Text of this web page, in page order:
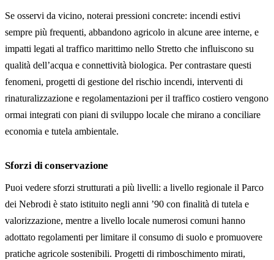
Se osservi da vicino, noterai pressioni concrete: incendi estivi
sempre più frequenti, abbandono agricolo in alcune aree interne, e
impatti legati al traffico marittimo nello Stretto che influiscono su
qualità dell’acqua e connettività biologica. Per contrastare questi
fenomeni, progetti di gestione del rischio incendi, interventi di
rinaturalizzazione e regolamentazioni per il traffico costiero vengono
ormai integrati con piani di sviluppo locale che mirano a conciliare
economia e tutela ambientale.
Sforzi di conservazione
Puoi vedere sforzi strutturati a più livelli: a livello regionale il Parco
dei Nebrodi è stato istituito negli anni ’90 con finalità di tutela e
valorizzazione, mentre a livello locale numerosi comuni hanno
adottato regolamenti per limitare il consumo di suolo e promuovere
pratiche agricole sostenibili. Progetti di rimboschimento mirati,